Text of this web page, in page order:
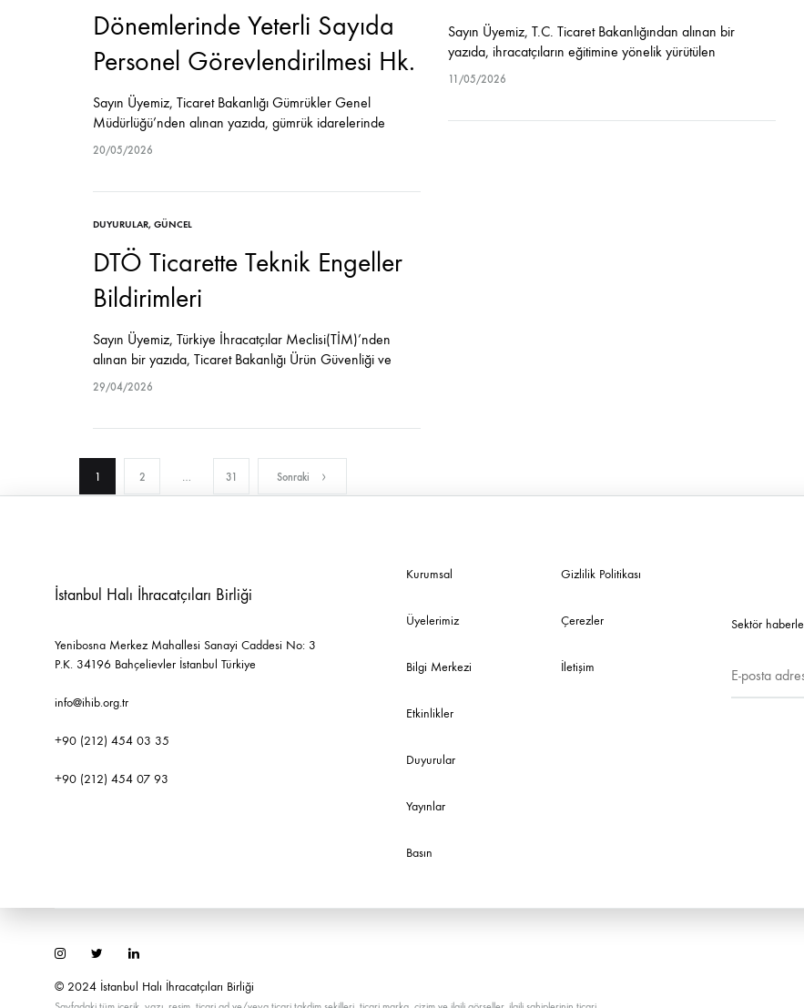
Dönemlerinde Yeterli Sayıda
Personel Görevlendirilmesi Hk.
Sayın Üyemiz, Ticaret Bakanlığı Gümrükler Genel
Müdürlüğü’nden alınan yazıda, gümrük idarelerinde
yapılan fazla çalışma uygulama esaslarının 4458 sayılı
20/05/2026
Sayın Üyemiz, T.C. Ticaret Bakanlığından alınan bir
yazıda, ihracatçıların eğitimine yönelik yürütülen
faaliyetlere kurumsal bir nitelik kazandırmak, dış ticaret
11/05/2026
DUYURULAR, GÜNCEL
DTÖ Ticarette Teknik Engeller
Bildirimleri
Sayın Üyemiz, Türkiye İhracatçılar Meclisi(TİM)’nden
alınan bir yazıda, Ticaret Bakanlığı Ürün Güvenliği ve
Denetimi Genel Müdürlüğünden alınan bir yazıya atıfla,
29/04/2026
Yazı
1 2 … 31 Sonraki
İstanbul Halı İhracatçıları Birliği
Yenibosna Merkez Mahallesi Sanayi Caddesi No: 3
P.K. 34196 Bahçelievler İstanbul Türkiye
info@ihib.org.tr
+90 (212) 454 03 35
+90 (212) 454 07 93
Kurumsal
Üyelerimiz
Bilgi Merkezi
Etkinlikler
Duyurular
Yayınlar
Basın
Gizlilik Politikası
Çerezler
İletişim
Sektör
İnstagram Twitter LinkedIn
© 2024 İstanbul Halı İhracatçıları Birliği